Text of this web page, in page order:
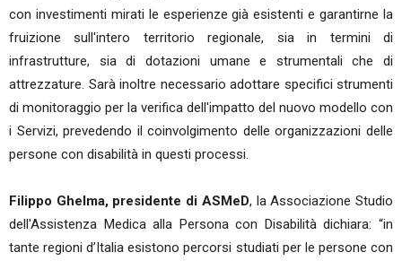
con investimenti mirati le esperienze già esistenti e garantirne la
fruizione sull'intero territorio regionale, sia in termini di
infrastrutture, sia di dotazioni umane e strumentali che di
attrezzature. Sarà inoltre necessario adottare specifici strumenti
di monitoraggio per la verifica dell'impatto del nuovo modello con
i Servizi, prevedendo il coinvolgimento delle organizzazioni delle
persone con disabilità in questi processi.
Filippo Ghelma, presidente di ASMeD, la Associazione Studio
dell'Assistenza Medica alla Persona con Disabilità dichiara: “in
tante regioni d’Italia esistono percorsi studiati per le persone con